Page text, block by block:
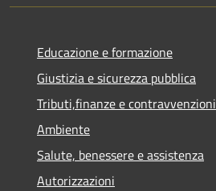
Educazione e formazione
Giustizia e sicurezza pubblica
Tributi,finanze e contravvenzioni
Ambiente
Salute, benessere e assistenza
Autorizzazioni